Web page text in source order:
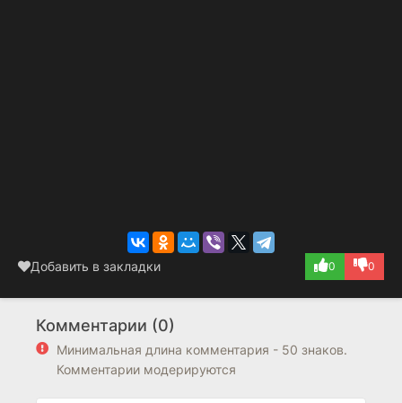
Добавить в закладки 0 0
Комментарии (0)
Минимальная длина комментария - 50 знаков.
Комментарии модерируются